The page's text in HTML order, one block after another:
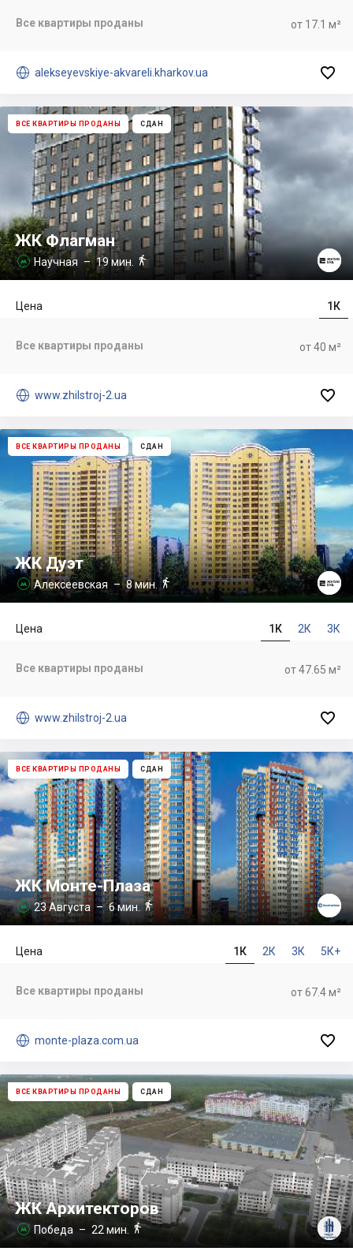
от 17.1 м²
Все квартиры проданы
 alekseyevskiye-akvareli.kharkov.ua 
ВСЕ КВАРТИРЫ ПРОДАНЫ СДАН
ЖК Флагман
 Научная – 19 мин. 
1К
Цена
от 40 м²
Все квартиры проданы
 www.zhilstroj-2.ua 
ВСЕ КВАРТИРЫ ПРОДАНЫ СДАН
ЖК Дуэт
 Алексеевская – 8 мин. 
1К 2К 3К
Цена
от 47.65 м²
Все квартиры проданы
 www.zhilstroj-2.ua 
ВСЕ КВАРТИРЫ ПРОДАНЫ СДАН
ЖК Монте-Плаза
 23 Августа– 6 мин.
1К 2К 3К 5К+
Цена
от 67.4 м²
Все квартиры проданы
 monte-plaza.com.ua 
ВСЕ КВАРТИРЫ ПРОДАНЫ СДАН
ЖК Архитекторов
 Победа – 22 мин. 